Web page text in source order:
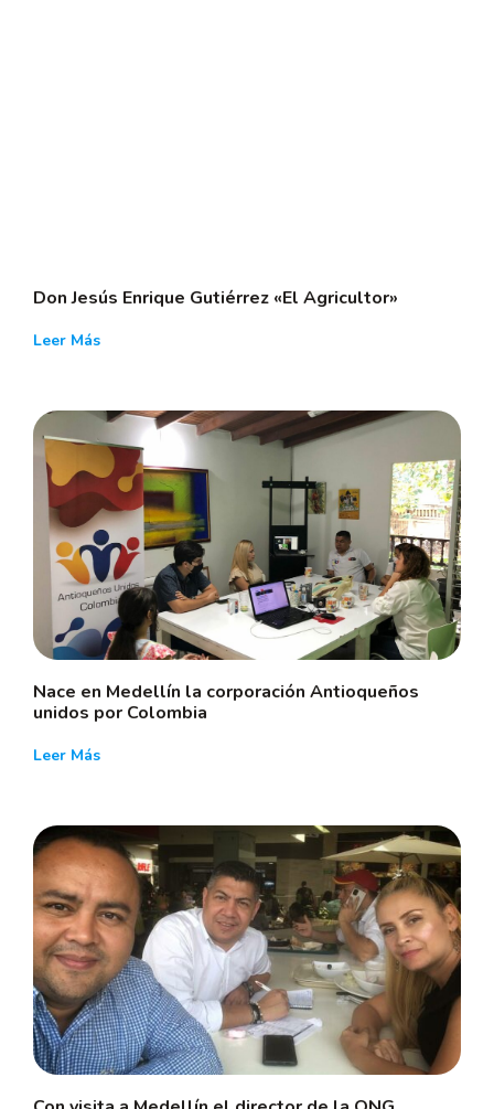
Don Jesús Enrique Gutiérrez «El Agricultor»
Leer Más
Nace en Medellín la corporación Antioqueños
unidos por Colombia
Leer Más